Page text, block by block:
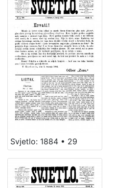
Svjetlo: 1884 • 29